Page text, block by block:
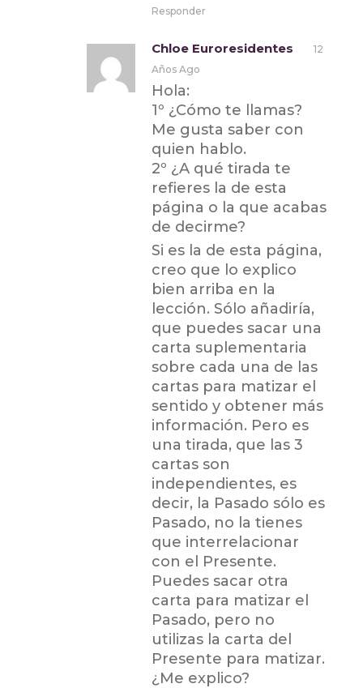
Responder
Chloe Euroresidentes
12
Años Ago
Hola:
1º ¿Cómo te llamas?
Me gusta saber con
quien hablo.
2º ¿A qué tirada te
refieres la de esta
página o la que acabas
de decirme?
Si es la de esta página,
creo que lo explico
bien arriba en la
lección. Sólo añadiría,
que puedes sacar una
carta suplementaria
sobre cada una de las
cartas para matizar el
sentido y obtener más
información. Pero es
una tirada, que las 3
cartas son
independientes, es
decir, la Pasado sólo es
Pasado, no la tienes
que interrelacionar
con el Presente.
Puedes sacar otra
carta para matizar el
Pasado, pero no
utilizas la carta del
Presente para matizar.
¿Me explico?